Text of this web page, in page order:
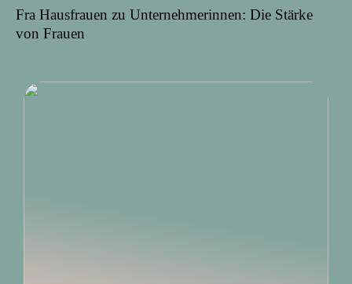
Fra Hausfrauen zu Unternehmerinnen: Die Stärke
von Frauen